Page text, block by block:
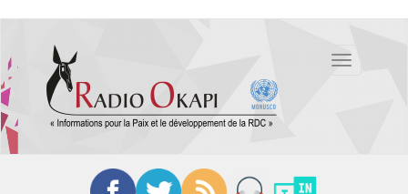
contenu
principal
Toggle